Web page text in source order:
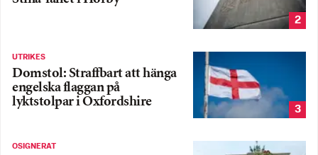
2
UTRIKES
Domstol: Straffbart att hänga
engelska flaggan på
lyktstolpar i Oxfordshire
3
OSIGNERAT